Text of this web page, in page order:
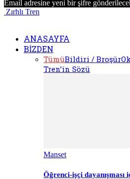
Email adresine yeni bir şifre
Zırhlı Tren
ANASAYFA
BİZDEN
TümüBildiri / Broşür
Tren’in Sözü
Manset
Öğrenci-işçi dayanışması